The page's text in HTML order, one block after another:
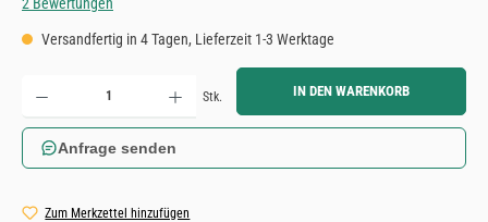
2 Bewertungen
Versandfertig in 4 Tagen, Lieferzeit 1-3 Werktage
Produkt Anzahl: Gib den gewünschten Wert ein oder benutze die Schaltflächen um die Anzahl zu
Stk. IN DEN WARENKORB
Anfrage senden
Zum Merkzettel hinzufügen